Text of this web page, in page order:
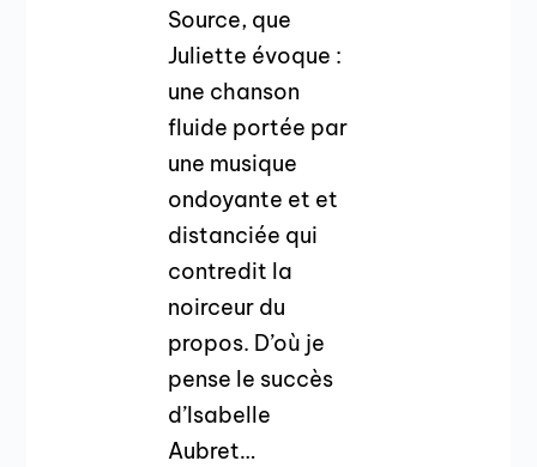
Source, que
Juliette évoque :
une chanson
fluide portée par
une musique
ondoyante et et
distanciée qui
contredit la
noirceur du
propos. D’où je
pense le succès
d’Isabelle
Aubret…